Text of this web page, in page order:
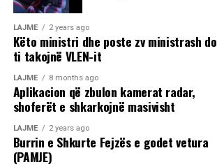
LAJME 2 years ago
Këto ministri dhe poste zv ministrash do
ti takojnë VLEN-it
LAJME 8 months ago
Aplikacion që zbulon kamerat radar,
shoferët e shkarkojnë masivisht
LAJME 2 years ago
Burrin e Shkurte Fejzës e godet vetura
(PAMJE)